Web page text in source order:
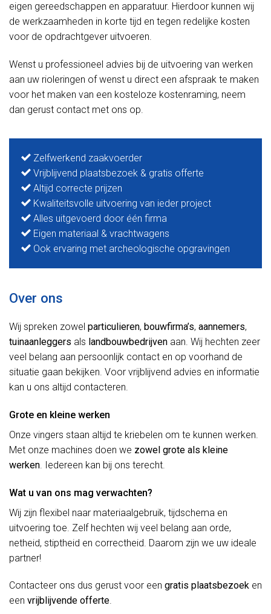
eigen gereedschappen en apparatuur. Hierdoor kunnen wij
de werkzaamheden in korte tijd en tegen redelijke kosten
voor de opdrachtgever uitvoeren.
Wenst u professioneel advies bij de uitvoering van werken
aan uw rioleringen of wenst u direct een afspraak te maken
voor het maken van een kosteloze kostenraming, neem
dan gerust contact met ons op.
Zelfwerkend zaakvoerder
Vrijblijvend plaatsbezoek & gratis offerte
Altijd correcte prijzen
Kwaliteitsvolle uitvoering van ieder project
Alles uitgevoerd door één firma
Eigen materiaal & vrachtwagens
Ook ervaring met archeologische opgravingen
Over ons
Wij spreken zowel particulieren, bouwfirma’s, aannemers,
tuinaanleggers als landbouwbedrijven aan. Wij hechten zeer
veel belang aan persoonlijk contact en op voorhand de
situatie gaan bekijken. Voor vrijblijvend advies en informatie
kan u ons altijd contacteren.
Grote en kleine werken
Onze vingers staan altijd te kriebelen om te kunnen werken.
Met onze machines doen we zowel grote als kleine
werken. Iedereen kan bij ons terecht.
Wat u van ons mag verwachten?
Wij zijn flexibel naar materiaalgebruik, tijdschema en
uitvoering toe. Zelf hechten wij veel belang aan orde,
netheid, stiptheid en correctheid. Daarom zijn we uw ideale
partner!
Contacteer ons dus gerust voor een gratis plaatsbezoek en
een vrijblijvende offerte.